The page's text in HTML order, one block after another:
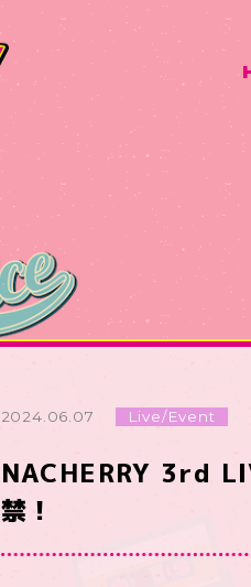
2024.06.07 Live/Event
NACHERRY 3rd
禁！